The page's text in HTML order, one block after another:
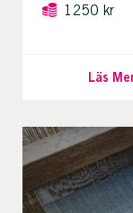
1250 kr
Läs